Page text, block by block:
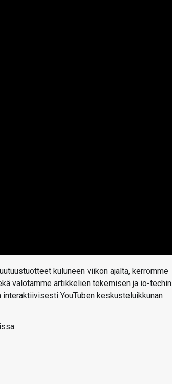
kuluneen viikon ajalta, kerromme
valotamme artikkelien tekemisen ja io-techin
YouTuben keskusteluikkunan